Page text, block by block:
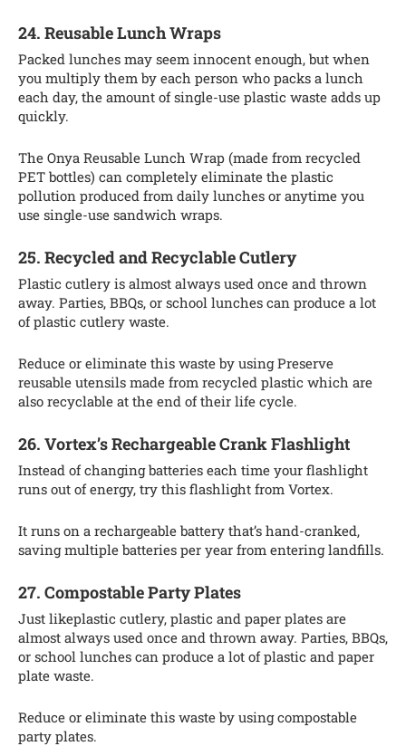
24. Reusable Lunch Wraps
Packed lunches may seem innocent enough, but when
you multiply them by each person who packs a lunch
each day, the amount of single-use plastic waste adds up
quickly.
The Onya Reusable Lunch Wrap (made from recycled
PET bottles) can completely eliminate the plastic
pollution produced from daily lunches or anytime you
use single-use sandwich wraps.
25. Recycled and Recyclable Cutlery
Plastic cutlery is almost always used once and thrown
away. Parties, BBQs, or school lunches can produce a lot
of plastic cutlery waste.
Reduce or eliminate this waste by using Preserve
reusable utensils made from recycled plastic which are
also recyclable at the end of their life cycle.
26. Vortex’s Rechargeable Crank Flashlight
Instead of changing batteries each time your flashlight
runs out of energy, try this flashlight from Vortex.
It runs on a rechargeable battery that’s hand-cranked,
saving multiple batteries per year from entering landfills.
27. Compostable Party Plates
Just likeplastic cutlery, plastic and paper plates are
almost always used once and thrown away. Parties, BBQs,
or school lunches can produce a lot of plastic and paper
plate waste.
Reduce or eliminate this waste by using compostable
party plates.